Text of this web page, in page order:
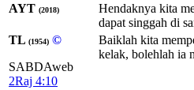
AYT (2018)
Hendaknya kita
dapat singgah di
TL (1954) ©
SABDAweb
2Raj 4:10
Baiklah kita
kelak, bolehlah ia